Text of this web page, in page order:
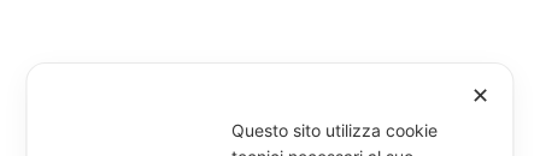
✕
Questo sito utilizza cookie